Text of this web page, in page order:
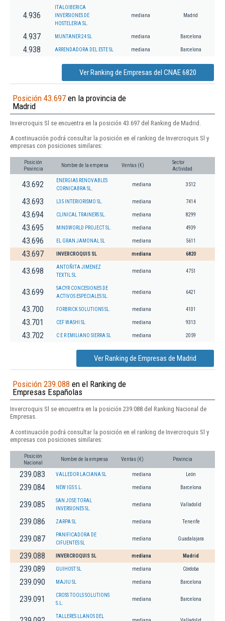
4.936
ITALOIBERICA
INVERSIONES DE
HOSTELERIA SL.
mediana Madrid
4.937 MUNTANER 24 SL mediana Barcelona
4.938 ARRENDADORA DEL ESTE SL mediana Barcelona
Ver Ranking de Empresas del CNAE 6820
Posición 43.697 en la provincia de
Madrid
Invercroquis Sl se encuentra en la posición 43.697 del Ranking de Madrid.
A continuación podrá consultar la posición en el ranking de Invercroquis Sl y
empresas con posiciones similares:
Posición
Provincia
Nombre de la empresa Ventas (€)
Sector
Actividad
43.692
ENERGIAS RENOVABLES
CORNICABRA SL.
mediana 3512
43.693 L35 INTERIORISMO SL. mediana 7414
43.694 CLINICAL TRAINERS SL. mediana 8299
43.695 MINDWORLD PROJECT SL. mediana 4939
43.696 EL GRAN JAMONAL SL mediana 5611
43.697 INVERCROQUIS SL mediana 6820
43.698
ANTOÑITA JIMENEZ
TEXTIL SL
mediana 4751
43.699
SACYR CONCESIONES DE
ACTIVOS ESPECIALES SL.
mediana 6421
43.700 FORBRICK SOLUTIONS SL. mediana 4101
43.701 CEF WASHI SL mediana 9313
43.702 C E R EMILIANO SIERRA SL mediana 2059
Ver Ranking de Empresas de Madrid
Posición 239.088 en el Ranking de
Empresas Españolas
Invercroquis Sl se encuentra en la posición 239.088 del Ranking Nacional de
Empresas.
A continuación podrá consultar la posición en el ranking de Invercroquis Sl y
empresas con posiciones similares:
Posición
Nacional
Nombre de la empresa Ventas (€) Provincia
239.083 VALLEDOR LACIANA SL mediana León
239.084 NEW IGS S.L. mediana Barcelona
239.085
SAN JOSE TORAL
INVERSIONES SL.
mediana Valladolid
239.086 ZARPA SL mediana Tenerife
239.087
PANIFICADORA DE
CIFUENTES SL
mediana Guadalajara
239.088 INVERCROQUIS SL mediana Madrid
239.089 GUIHOST SL mediana Córdoba
239.090 MAJIU SL mediana Barcelona
239.091
CROSS TOOLS SOLUTIONS
S.L.
mediana Barcelona
TALLERES LLANOS DEL